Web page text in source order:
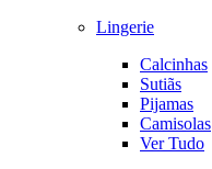
Lingerie
Calcinhas
Sutiãs
Pijamas
Camisolas
Ver Tudo